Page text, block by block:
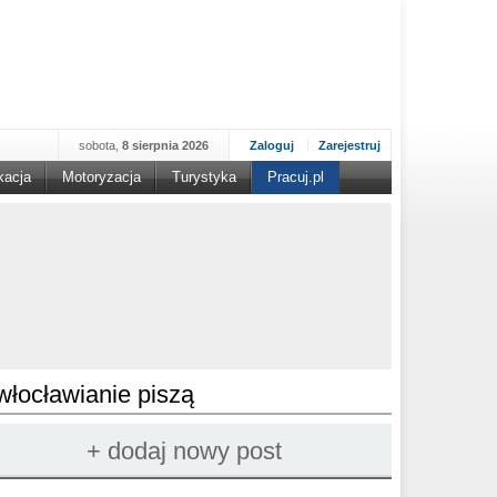
Zaloguj Zarejestruj
sobota, 8 sierpnia 2026
Motoryzacja Turystyka Pracuj.pl
piszą